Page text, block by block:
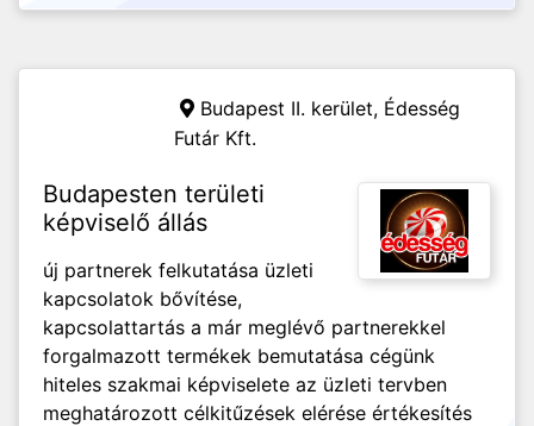
Budapest II. kerület, Édesség
Futár Kft.
Budapesten területi
képviselő állás
új partnerek felkutatása üzleti
kapcsolatok bővítése,
kapcsolattartás a már meglévő partnerekkel
forgalmazott termékek bemutatása cégünk
hiteles szakmai képviselete az üzleti tervben
meghatározott célkitűzések elérése értékesítés